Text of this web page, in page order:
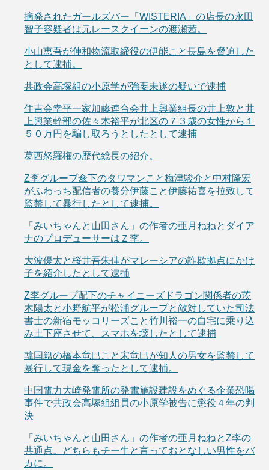
摘発されたガールズバー「WISTERIA」の店長の永田
智子容疑者は元レースクイーンの渡瀬茜。
小山恵吾が伸和物流取締役の伊能こと長島を脅迫した
として逮捕。
共政会高塚組の小原学が強要未遂の疑いで逮捕
住吉会幸平一家加藤連合会井上興業組長の井上敦と井
上興業幹部の佐々木裕平が北区の７３歳の女性から１
５０万円を騙し取ろうとしたとして逮捕
葛西怒羅権の歴代総長の紹介。
Z李グループ傘下のタワマンこと梅津駿介と中村隆宏
がふわっち配信者の養分伊藤こと伊藤祐喜を拉致して
監禁して暴行したとして逮捕。
「みいちゃんと山田さん」の作者の亜月ねねとダイア
ナのプロデューサーはＺ李。
大波優太と桜井吾朱佳がマレーシアの詐欺拠点にかけ
子を紹介したとして逮捕
Z李グループ配下のチャイニーズドラゴン関係者の茨
木陽太と小野航平が松浦グループと敵対していた司法
書士の新宿モッコリーズこと竹川裕一の自宅に乗り込
み土下座させて、スマホを壊したとして逮捕
韓国籍の橋本竜巳こと宋竜巳が知人の男女を監禁して
暴行して現金を奪ったとして逮捕。
中国電力大崎発電所の発電施設建設をめぐる企業恐喝
事件で共政会高塚組組員の小原学被告に懲役４年の判
決
「みいちゃんと山田さん」の作者の亜月ねねとZ李の
共通点。どちらもチー牛と言っておとなしい男性をバ
カに。